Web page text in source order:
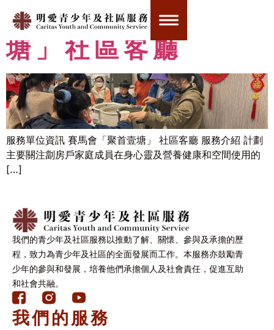
賽馬會「聚首壹
塘」社區客廳
服務單位資訊 賽馬會「聚首壹塘」 社區客廳 服務介紹 計劃
主要關注劏房戶家庭成員在身心靈及營養健康和空間使用的
[…]
我們的青少年及社區服務以推動了解、關懷、參與及承擔的歷
程，致力為青少年及社區的全面發展而工作。本服務亦鼓勵青
少年的參與和發展，培養他們承擔個人及社會責任，促進互助
和社會共融。
我們的服務